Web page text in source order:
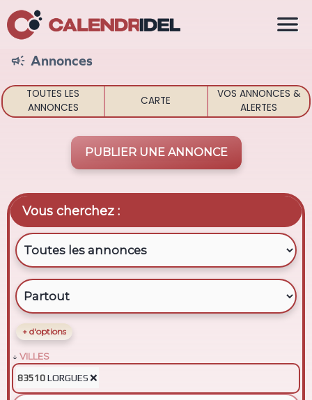
 Annonces
TOUTES LES
ANNONCES
CARTE
VOS ANNONCES &
ALERTES
PUBLIER UNE ANNONCE
Vous cherchez :
+ d'options
VILLES
83510 LORGUES❌
